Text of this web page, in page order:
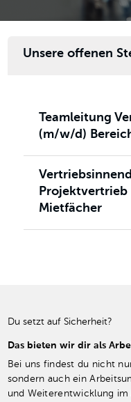
Unsere offenen
Teamleitung
(m/w/d)
Projektvertrieb
Mietfächer
Du setzt auf Sicherheit?
Das bieten wir dir als
Bei uns findest du nicht
sondern auch ein
und Weiterentwicklung